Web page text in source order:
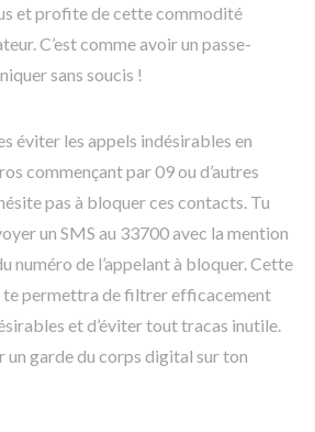
et profite de cette commodité
C’est comme avoir un passe-
sans soucis !
éviter les appels indésirables en
commençant par 09 ou d’autres
pas à bloquer ces contacts. Tu
un SMS au 33700 avec la mention
numéro de l’appelant à bloquer. Cette
permettra de filtrer efficacement
et d’éviter tout tracas inutile.
un garde du corps digital sur ton